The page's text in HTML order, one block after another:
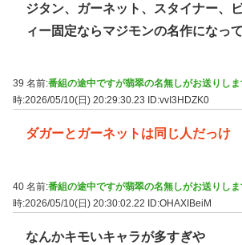
ジタン、ガーネット、スタイナー、
ィー固定ならマジモンの名作になっ
39 名前:番組の途中ですが翡翠の名無しがお送りし
時:2026/05/10(日) 20:29:30.23
ID:vvI3HDZK0
ダガーとガーネットは同じ人だっけ
40 名前:番組の途中ですが翡翠の名無しがお送りし
時:2026/05/10(日) 20:30:02.22 ID:OHAXIBeiM
なんかキモいキャラが多すぎや